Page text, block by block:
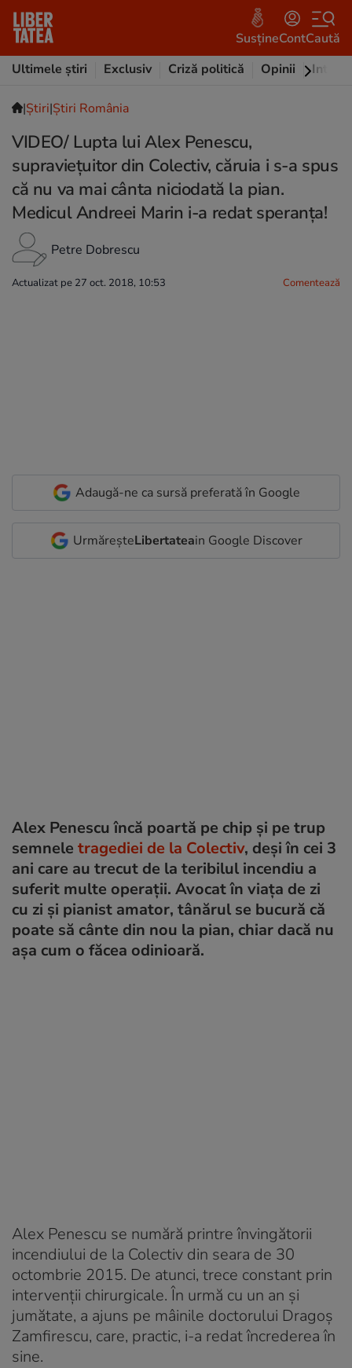
SusțineContCaută
Ultimele știri
Exclusiv Criză politică Opinii
|Ştiri|Știri România
VIDEO/ Lupta lui Alex Penescu,
supraviețuitor din Colectiv, căruia i s-a spus
că nu va mai cânta niciodată la pian.
Medicul Andreei Marin i-a redat speranța!
Petre Dobrescu
Actualizat pe 27 oct. 2018, 10:53 Comentează
Adaugă-ne ca sursă preferată în Google
UrmăreșteLibertateain Google Discover
Alex Penescuîncă poartă pe chip și pe trup
semnele tragediei de la Colectiv, deși în cei 3
ani care au trecut de la teribilul incendiu a
suferit multe operații. Avocat în viața de zi
cu zi și pianist amator, tânărul se bucură că
poate să cânte din nou la pian, chiar dacă nu
așa cum o făcea odinioară.
Alex Penescu se numără printre învingătorii
incendiului de la Colectiv din seara de 30
octombrie 2015. De atunci, trece constant prin
intervenții chirurgicale. În urmă cu un an și
jumătate, a ajuns pe mâinile doctorului Dragoș
Zamfirescu, care, practic, i-a redat încrederea în
sine.